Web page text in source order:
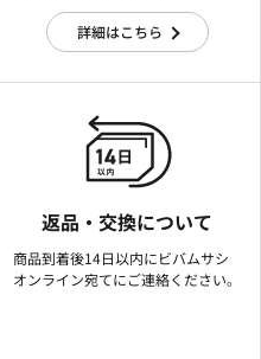
詳細はこちら
返品・交換について
商品到着後14日以内にビバムサシ
オンライン宛てにご連絡ください。